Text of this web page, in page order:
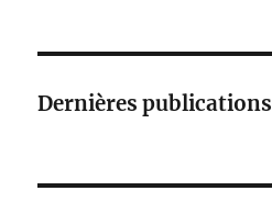
Dernières publications